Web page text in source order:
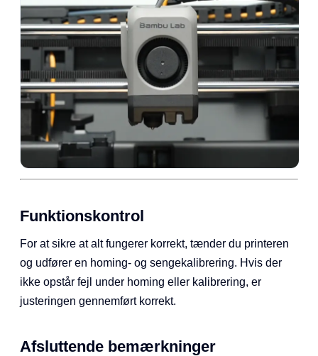
Funktionskontrol
For at sikre at alt fungerer korrekt, tænder du printeren
og udfører en homing- og sengekalibrering. Hvis der
ikke opstår fejl under homing eller kalibrering, er
justeringen gennemført korrekt.
Afsluttende bemærkninger